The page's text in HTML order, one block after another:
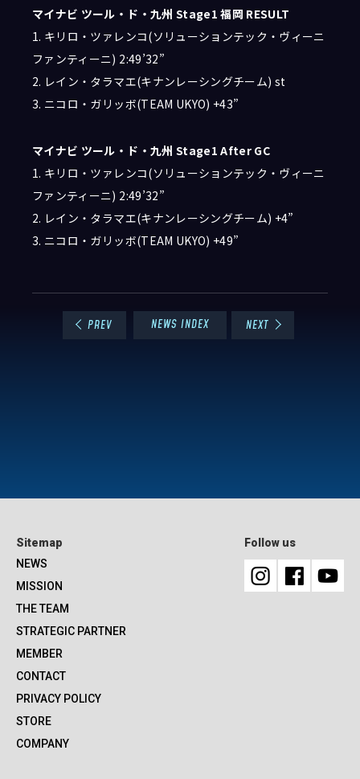
マイナビ ツール・ド・九州 Stage1 福岡 RESULT
1. キリロ・ツァレンコ(ソリューションテック・ヴィーニ
ファンティーニ) 2:49’32”
2. レイン・タラマエ(キナンレーシングチーム) st
3. ニコロ・ガリッボ(TEAM UKYO) +43”
マイナビ ツール・ド・九州 Stage1 After GC
1. キリロ・ツァレンコ(ソリューションテック・ヴィーニ
ファンティーニ) 2:49’32”
2. レイン・タラマエ(キナンレーシングチーム) +4”
3. ニコロ・ガリッボ(TEAM UKYO) +49”
PREV NEWS INDEX NEXT
Sitemap
NEWS
MISSION
THE TEAM
STRATEGIC PARTNER
MEMBER
CONTACT
PRIVACY POLICY
STORE
COMPANY
Follow us